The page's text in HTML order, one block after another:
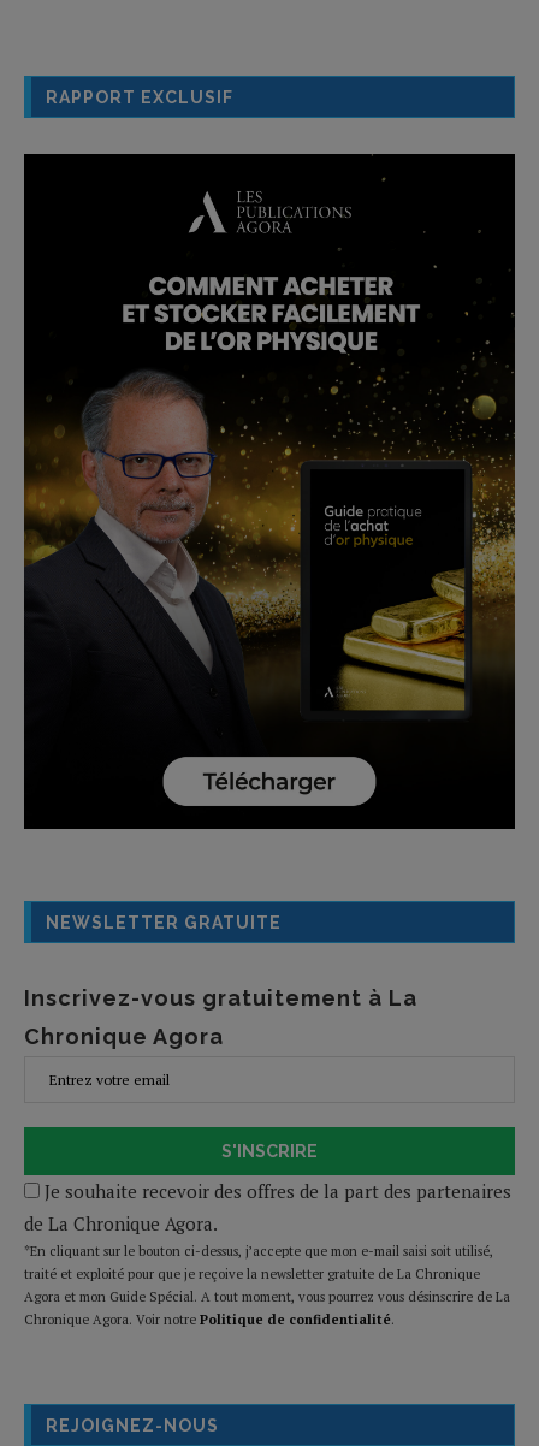
RAPPORT EXCLUSIF
NEWSLETTER GRATUITE
Inscrivez-vous gratuitement à La
Chronique Agora
S'INSCRIRE
Je souhaite recevoir des offres de la part des partenaires
de La Chronique Agora.
*En cliquant sur le bouton ci-dessus, j’accepte que mon e-mail saisi soit utilisé,
traité et exploité pour que je reçoive la newsletter gratuite de La Chronique
Agora et mon Guide Spécial. A tout moment, vous pourrez vous désinscrire de La
Chronique Agora. Voir notre Politique de confidentialité.
REJOIGNEZ-NOUS